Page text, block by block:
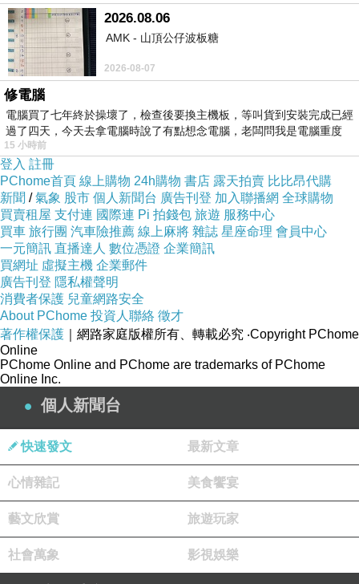
我也想將我的天線拉長！！！！！
我也想猜中他的行為ＸＤＤＤ
上禮拜吧？他突然很嚴肅的跟我說要跟我討論一件正經事
嚇得我非常緊張，想說他又要說什麼讓人害怕的事情了
他第二句話是「我實在太不信任你了」
這句話更嚇得我全身緊繃不知道該回什麼
畢竟前陣子他才跟我產生誤會，兩人有點鬧不愉快，後來
發現是誤會有和好ＸＤ
第三句話才講出他的主題「六月要去太平山，車程約3-4
小時，怕我撐不住」
畢竟上次去台東玩，回程我真的是很不舒服ＸＤＤ很累，
背著背包，肩膀好痛呀！
大概那次讓他嚇到了，所以他非常擔心這次又是長途騎車
旅遊的安排
他想跟我說，他要升級機車裝備，讓我至少可以坐得舒適
些，然後我的背包可能沒辦法背了
我說沒關係啊～～我也想減輕行李，不帶減壓包
在回覆他的同時，我也在想，他真的很在乎我誒！連我自
雖然他會開玩笑說是擔心我坐不了車，他無能為力，畢竟
在山上，我求救無門啊ＸＤ
當晚我們討論了各種可以讓我平安抵達太平山的方案ＸＤ
我還買了腰帶要來支撐我的腰ＸＤＤ
2026.08.06
AMK - 山頂公仔波板糖
2026-08-07
修電腦
電腦買了七年終於操壞了，檢查後要換主機板，等叫貨到安裝完成已經
過了四天，今天去拿電腦時說了有點想念電腦，老闆問我是電腦重度
15 小時前
登入 註冊
PChome首頁 線上購物 24h購物 書店 露天拍賣 比比昂代購
新聞 /氣象 股市 個人新聞台 廣告刊登 加入聯播網 全球購物
買賣租屋 支付連 國際連 Pi 拍錢包 旅遊 服務中心
買車 旅行團 汽車險推薦 線上麻將 雜誌 星座命理 會員中心
一元簡訊 直播達人 數位憑證 企業簡訊
買網址 虛擬主機 企業郵件
廣告刊登 隱私權聲明
消費者保護 兒童網路安全
About PChome 投資人聯絡 徵才
著作權保護 ｜網路家庭版權所有、轉載必究 ‧Copyright PChome
Online
PChome Online and PChome are trademarks of PChome
Online Inc.
個人新聞台
快速發文 最新文章
心情雜記 美食饗宴
藝文欣賞 旅遊玩家
社會萬象 影視娛樂